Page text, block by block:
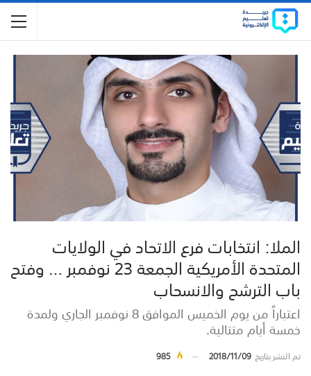
الملا: انتخابات فرع الاتحاد في الولايات
المتحدة الأمريكية الجمعة 23 نوفمبر … وفتح
باب الترشح والانسحاب
اعتباراً من يوم الخميس الموافق 8 نوفمبر الجاري ولمدة
خمسة أيام متتالية.
تم النشر بتاريخ2018/11/09
985